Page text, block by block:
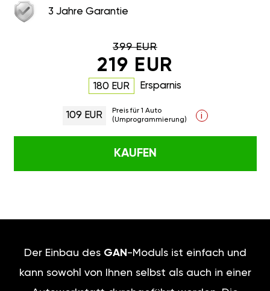
3 Jahre Garantie
399 EUR
219 EUR
180 EUR Ersparnis
109 EUR
Preis für 1 Auto
(Umprogrammierung)
i
KAUFEN
Der Einbau des GAN -Moduls ist einfach und
kann sowohl von Ihnen selbst als auch in einer